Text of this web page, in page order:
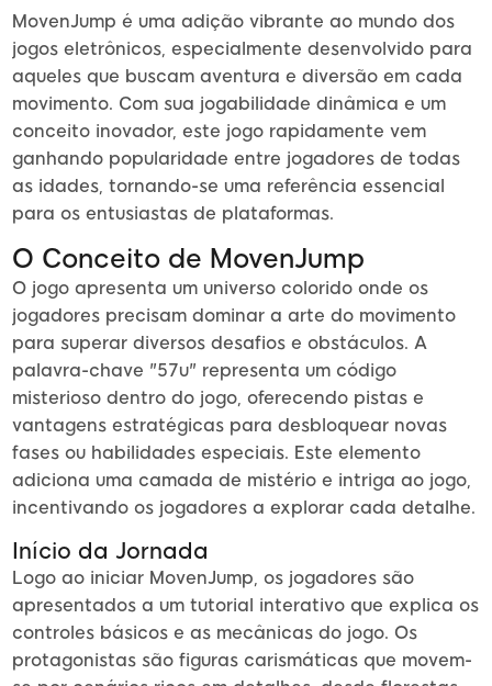
MovenJump é uma adição vibrante ao mundo dos
jogos eletrônicos, especialmente desenvolvido para
aqueles que buscam aventura e diversão em cada
movimento. Com sua jogabilidade dinâmica e um
conceito inovador, este jogo rapidamente vem
ganhando popularidade entre jogadores de todas
as idades, tornando-se uma referência essencial
para os entusiastas de plataformas.
O Conceito de MovenJump
O jogo apresenta um universo colorido onde os
jogadores precisam dominar a arte do movimento
para superar diversos desafios e obstáculos. A
palavra-chave "57u" representa um código
misterioso dentro do jogo, oferecendo pistas e
vantagens estratégicas para desbloquear novas
fases ou habilidades especiais. Este elemento
adiciona uma camada de mistério e intriga ao jogo,
incentivando os jogadores a explorar cada detalhe.
Início da Jornada
Logo ao iniciar MovenJump, os jogadores são
apresentados a um tutorial interativo que explica os
controles básicos e as mecânicas do jogo. Os
protagonistas são figuras carismáticas que movem-